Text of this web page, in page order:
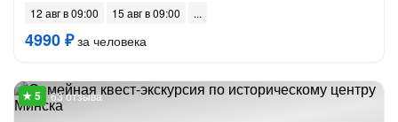
12 авг в 09:00 15 авг в 09:00
4990 ₽за человека
63 отзыва